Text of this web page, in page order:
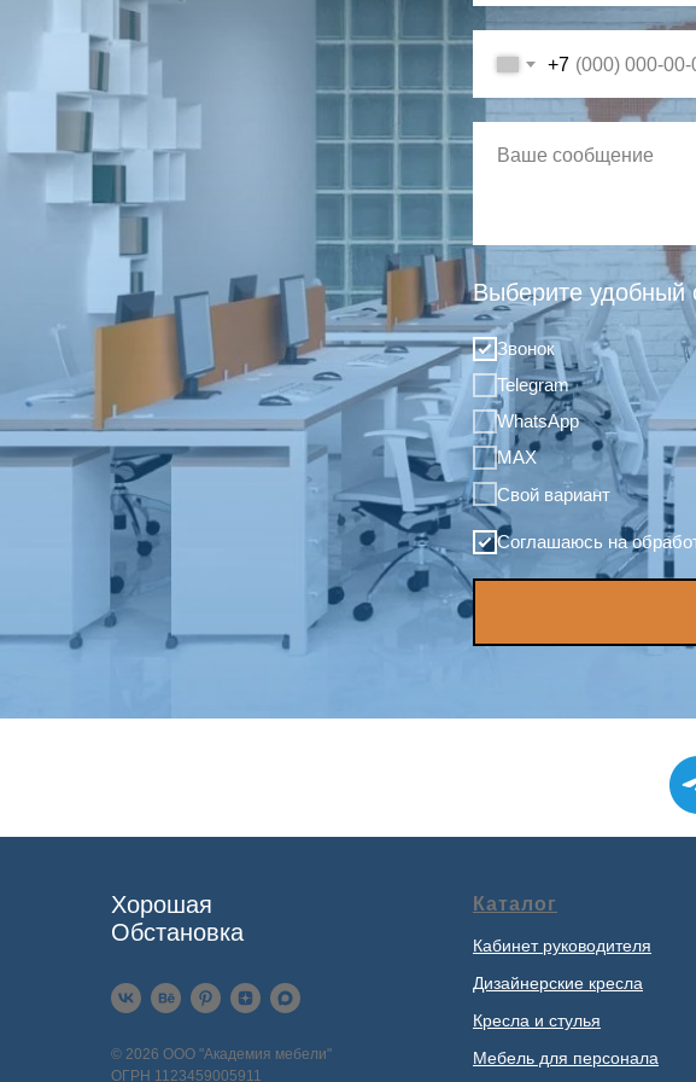
+7
Выберите удобный
Звонок
Telegram
WhatsApp
MAX
Свой вариант
Соглашаюсь на
Хорошая
Обстановка
© 2026 ООО "Академия мебели"
ОГРН 1123459005911
Каталог
Кабинет руководителя
Дизайнерские кресла
Кресла и стулья
Мебель для персонала